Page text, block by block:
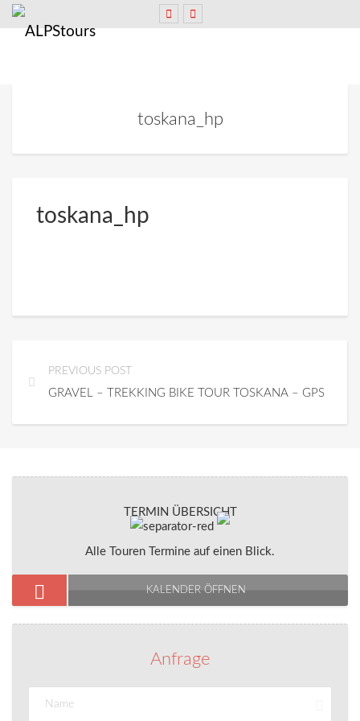
toskana_hp
toskana_hp
PREVIOUS POST
GRAVEL – TREKKING BIKE TOUR TOSKANA – GPS
TERMIN ÜBERSICHT
Alle Touren Termine auf einen Blick.
KALENDER ÖFFNEN
Anfrage